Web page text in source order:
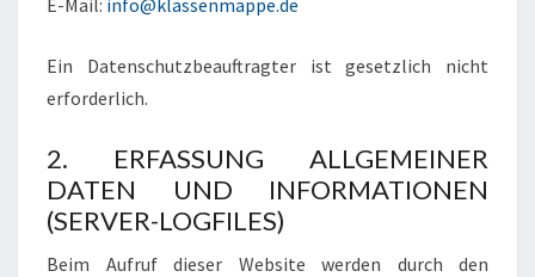
E-Mail: info@klassenmappe.de
Ein Datenschutzbeauftragter ist gesetzlich nicht
erforderlich.
2. ERFASSUNG ALLGEMEINER
DATEN UND INFORMATIONEN
(SERVER-LOGFILES)
Beim Aufruf dieser Website werden durch den